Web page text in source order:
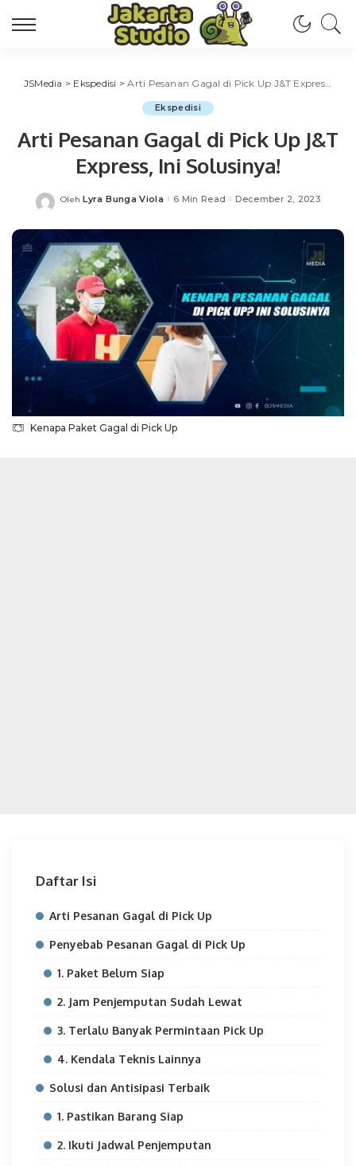
JSMedia > Ekspedisi >Arti Pesanan Gagal di Pick Up J&T Express, Ini Solusinya!
Ekspedisi
Arti Pesanan Gagal di Pick Up J&T
Express, Ini Solusinya!
Posted
Oleh Lyra Bunga Viola 6 Min Read December 2, 2023
Kenapa Paket Gagal di Pick Up
Daftar Isi
Arti Pesanan Gagal di Pick Up
Penyebab Pesanan Gagal di Pick Up
1. Paket Belum Siap
2. Jam Penjemputan Sudah Lewat
3. Terlalu Banyak Permintaan Pick Up
4. Kendala Teknis Lainnya
Solusi dan Antisipasi Terbaik
1. Pastikan Barang Siap
2. Ikuti Jadwal Penjemputan